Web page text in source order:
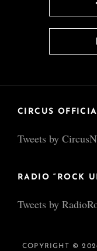
CIRCUS
Tweets by
RADIO “ROCK
Tweets by
COPYRIGHT ©